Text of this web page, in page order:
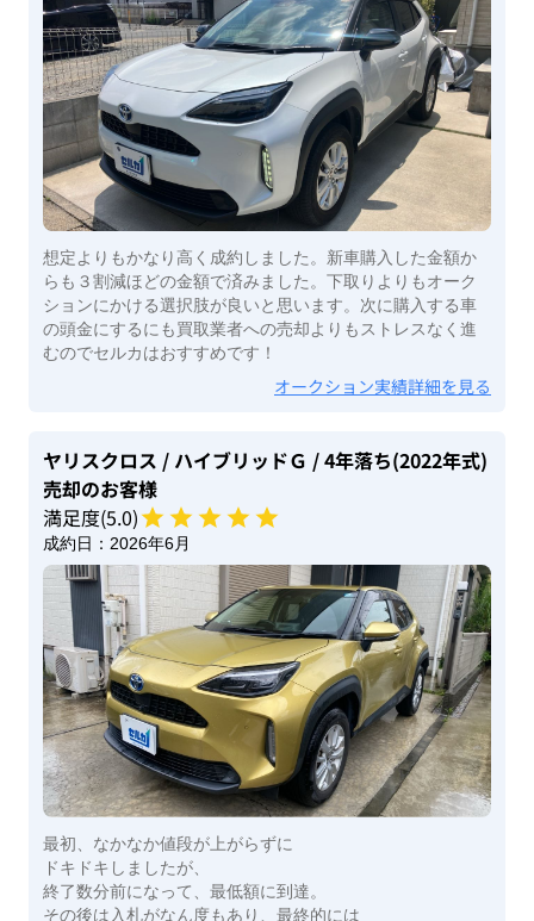
想定よりもかなり高く成約しました。新車購入した金額か
らも３割減ほどの金額で済みました。下取りよりもオーク
ションにかける選択肢が良いと思います。次に購入する車
の頭金にするにも買取業者への売却よりもストレスなく進
むのでセルカはおすすめです！
オークション実績詳細を見る
ヤリスクロス / ハイブリッドＧ / 4年落ち(2022年式)
売却のお客様
満足度(5.0)
成約日： 2026年6月
最初、なかなか値段が上がらずに
ドキドキしましたが、
終了数分前になって、最低額に到達。
その後は入札がなん度もあり、最終的には